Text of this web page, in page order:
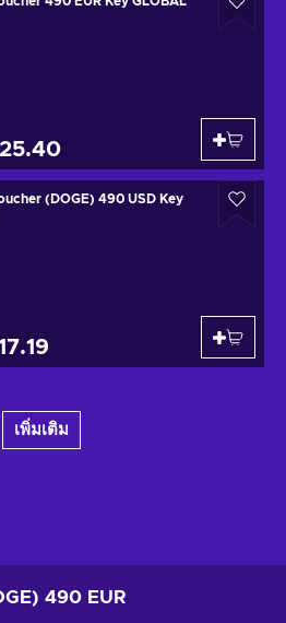
(DOGE) 490 USD Key
เพิ่มเติม
490 EUR